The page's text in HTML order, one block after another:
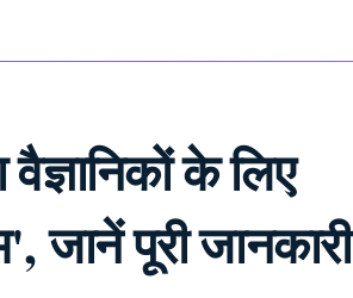
के लिए
जानें पूरी जानकारी